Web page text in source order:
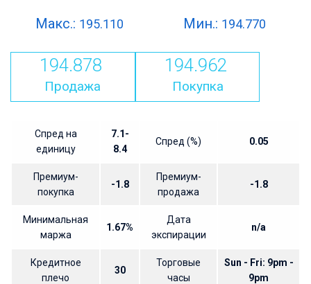
Макс.: 195.110 Мин.: 194.770
194.878
Продажа
194.962
Покупка
Спред на
единицу
7.1-
8.4
Спред (%) 0.05
Премиум-
покупка
-1.8
Премиум-
продажа
-1.8
Минимальная
маржа
1.67%
Дата
экспирации
n/a
Кредитное
плечо
30
Торговые
часы
Sun - Fri: 9pm -
9pm